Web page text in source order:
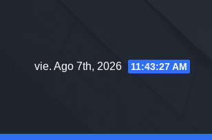
vie. Ago 7th, 2026
11:43:28 AM